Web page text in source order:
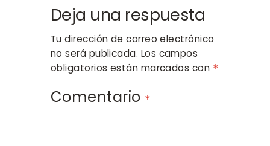
Deja una respuesta
Tu dirección de correo electrónico
no será publicada. Los campos
obligatorios están marcados con *
Comentario *